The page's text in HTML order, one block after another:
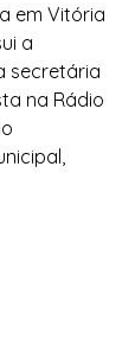
em Vitória
a
secretária
na Rádio